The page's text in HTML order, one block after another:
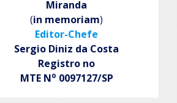
Miranda
(in memoriam)
Editor-Chefe
Sergio Diniz da Costa
Registro no
MTE No 0097127/SP